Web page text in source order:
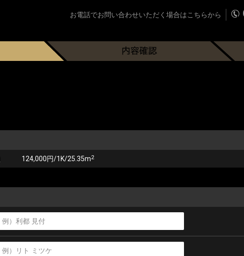
お電話でお問い合わせいただく場合はこちらから
124,000円/1K/25.35m2